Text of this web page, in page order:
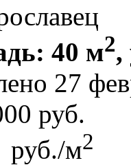
40 м2,
27
руб.
руб./м2